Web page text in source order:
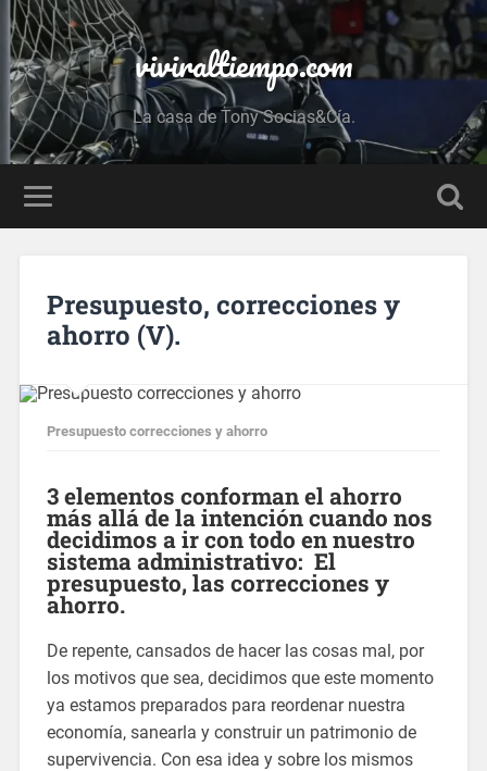
viviraltiempo.com
La casa de Tony Socias&Cía.
Presupuesto, correcciones y
ahorro (V).
Presupuesto correcciones y ahorro
3 elementos conforman el ahorro
más allá de la intención cuando nos
decidimos a ir con todo en nuestro
sistema administrativo: El
presupuesto, las correcciones y
ahorro.
De repente, cansados de hacer las cosas mal, por
los motivos que sea, decidimos que este momento
ya estamos preparados para reordenar nuestra
economía, sanearla y construir un patrimonio de
supervivencia. Con esa idea y sobre los mismos